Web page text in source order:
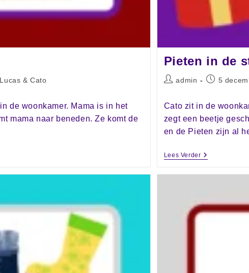
Lucas & Cato
de woonkamer. Mama is in het
mama naar beneden. Ze komt de
Pieten in de
admin 5
Cato zit in de
zegt een beetje
en de Pieten zijn al
Lees Verder